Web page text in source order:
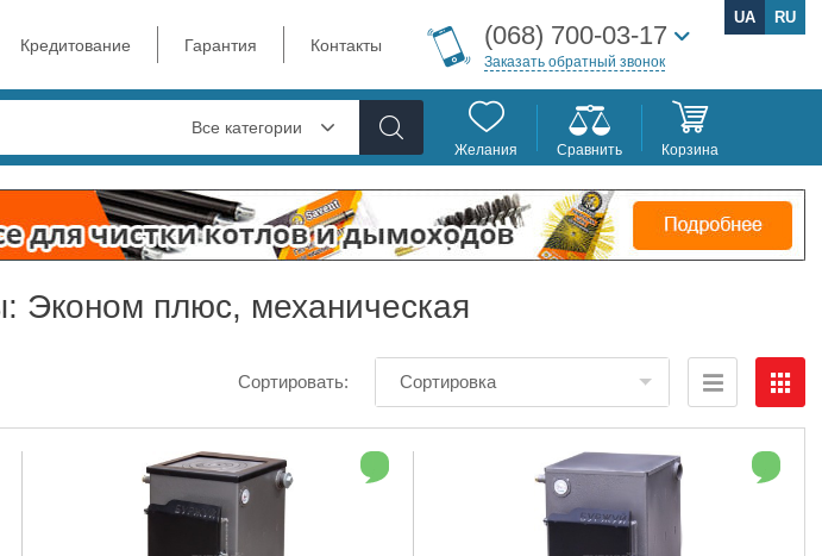
Кредитование Гарантия Контакты (068) 700-03-17
Заказать обратный звонок
UA RU
Все категории
Желания Сравнить Корзина
Эконом плюс, механическая
Сортировать:
Сортировка